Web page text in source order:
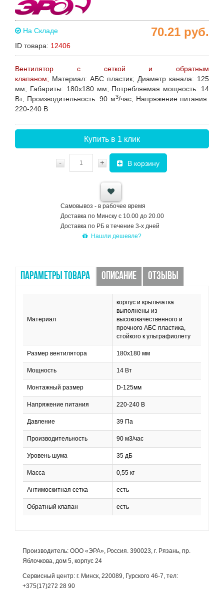
На Складе
ID товара: 12406
70.21 руб.
Вентилятор с сеткой и обратным
клапаном; Материал: АБС пластик; Диаметр канала: 125
мм; Габариты: 180х180 мм; Потребляемая мощность: 14
Вт; Производительность: 90 м3/час; Напряжение питания:
220-240 В
Купить в 1 клик
- + В корзину
Самовывоз - в рабочее время
Доставка по Минску с 10.00 до 20.00
Доставка по РБ в течение 3-х дней
Нашли дешевле?
ПАРАМЕТРЫ ТОВАРА ОПИСАНИЕ ОТЗЫВЫ
Материал
корпус и крыльчатка
выполнены из
высококачественного и
прочного АБС пластика,
стойкого к ультрафиолету
Размер вентилятора 180х180 мм
Мощность 14 Вт
Монтажный размер D-125мм
Напряжение питания 220-240 В
Давление 39 Па
Производительность 90 м3/час
Уровень шума 35 дБ
Масса 0,55 кг
Антимоскитная сетка есть
Обратный клапан есть
Производитель: ООО «ЭРА», Россия. 390023, г. Рязань, пр.
Яблочкова, дом 5, корпус 24
Сервисный центр: г. Минск, 220089, Гурского 46-7, тел:
+375(17)272 28 90